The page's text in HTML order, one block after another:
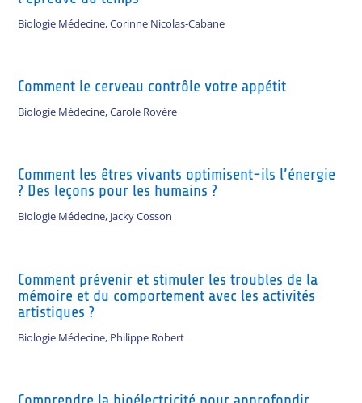
Biologie Médecine,Corinne Nicolas-Cabane
Comment le cerveau contrôle votre appétit
Biologie Médecine,Carole Rovère
Comment les êtres vivants optimisent-ils l’énergie
? Des leçons pour les humains ?
Biologie Médecine, Jacky Cosson
Comment prévenir et stimuler les troubles de la
mémoire et du comportement avec les activités
artistiques ?
Biologie Médecine, Philippe Robert